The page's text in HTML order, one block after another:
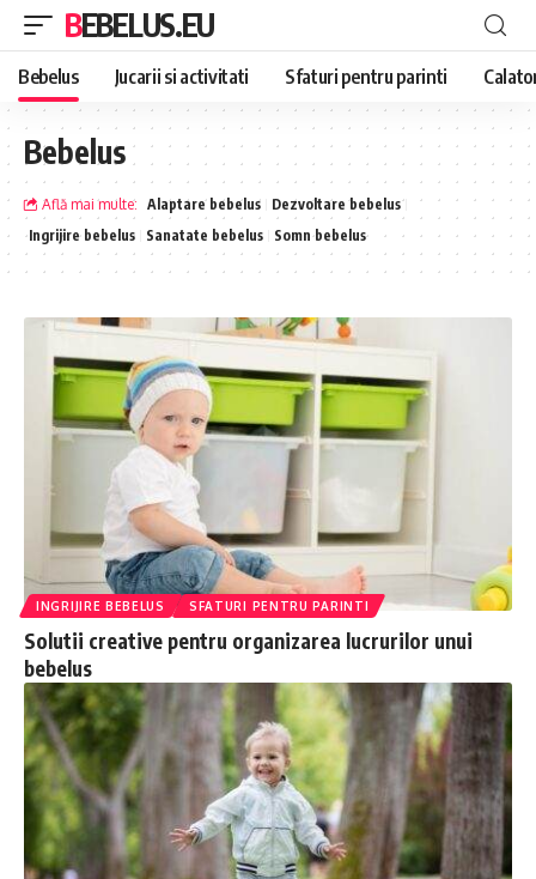
BEBELUS.EU
Bebelus Jucarii si activitati Sfaturi pentru parinti
Bebelus
Află mai multe: Alaptare bebelus
Dezvoltare bebelus
Ingrijire bebelus
Sanatate bebelus Somn bebelus
INGRIJIRE BEBELUS SFATURI PENTRU PARINTI
Solutii creative pentru organizarea lucrurilor unui
bebelus